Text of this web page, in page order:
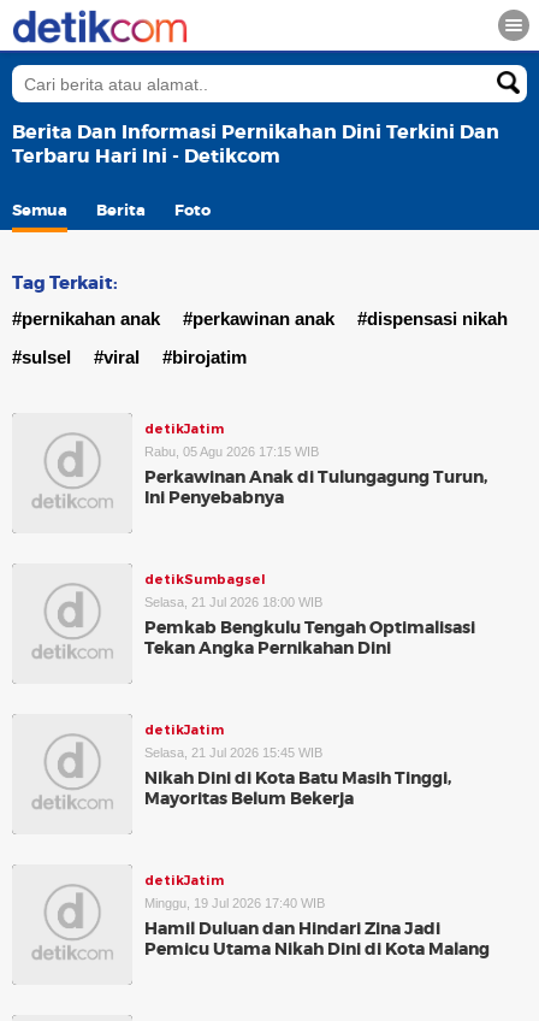
Berita Dan Informasi Pernikahan Dini Terkini Dan
Terbaru Hari Ini - Detikcom
Semua Berita Foto
Tag Terkait:
#pernikahan anak #perkawinan anak
#dispensasi nikah
#sulsel
#viral #birojatim
detikJatim
Rabu, 05 Agu 2026 17:15 WIB
Perkawinan Anak di Tulungagung Turun,
Ini Penyebabnya
detikSumbagsel
Selasa, 21 Jul 2026 18:00 WIB
Pemkab Bengkulu Tengah Optimalisasi
Tekan Angka Pernikahan Dini
detikJatim
Selasa, 21 Jul 2026 15:45 WIB
Nikah Dini di Kota Batu Masih Tinggi,
Mayoritas Belum Bekerja
detikJatim
Minggu, 19 Jul 2026 17:40 WIB
Hamil Duluan dan Hindari Zina Jadi
Pemicu Utama Nikah Dini di Kota Malang